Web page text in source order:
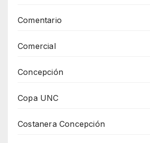
Comentario
Comercial
Concepción
Copa UNC
Costanera Concepción